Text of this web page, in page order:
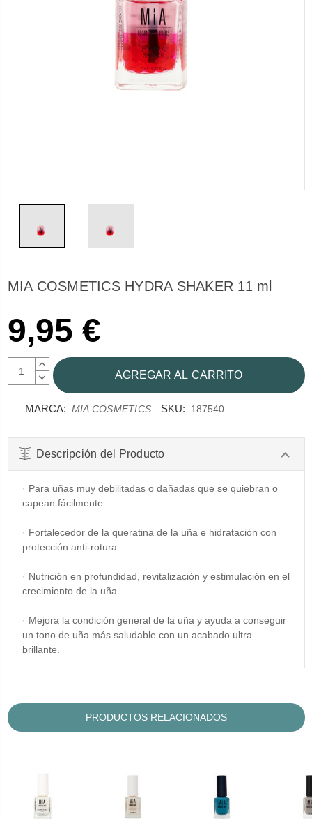
MIA COSMETICS HYDRA SHAKER 11 ml
9,95 €
AUMENTAR
CANTIDAD:
DISMINUIR
CANTIDAD:
MARCA: MIA COSMETICS SKU: 187540
Descripción del Producto
· Para uñas muy debilitadas o dañadas que se quiebran o
capean fácilmente.
· Fortalecedor de la queratina de la uña e hidratación con
protección anti-rotura.
· Nutrición en profundidad, revitalización y estimulación en el
crecimiento de la uña.
· Mejora la condición general de la uña y ayuda a conseguir
un tono de uña más saludable con un acabado ultra
brillante.
PRODUCTOS RELACIONADOS